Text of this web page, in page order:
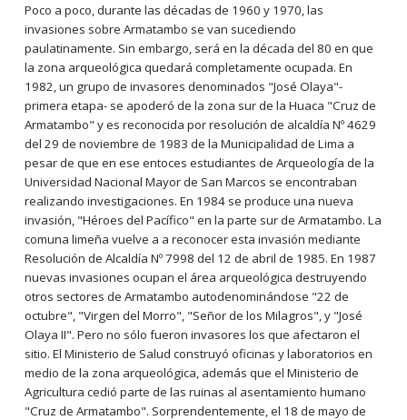
Poco a poco, durante las décadas de 1960 y 1970, las
invasiones sobre Armatambo se van sucediendo
paulatinamente. Sin embargo, será en la década del 80 en que
la zona arqueológica quedará completamente ocupada. En
1982, un grupo de invasores denominados "José Olaya"-
primera etapa- se apoderó de la zona sur de la Huaca "Cruz de
Armatambo" y es reconocida por resolución de alcaldía Nº 4629
del 29 de noviembre de 1983 de la Municipalidad de Lima a
pesar de que en ese entoces estudiantes de Arqueología de la
Universidad Nacional Mayor de San Marcos se encontraban
realizando investigaciones. En 1984 se produce una nueva
invasión, "Héroes del Pacífico" en la parte sur de Armatambo. La
comuna limeña vuelve a a reconocer esta invasión mediante
Resolución de Alcaldía Nº 7998 del 12 de abril de 1985. En 1987
nuevas invasiones ocupan el área arqueológica destruyendo
otros sectores de Armatambo autodenominándose "22 de
octubre", "Virgen del Morro", "Señor de los Milagros", y "José
Olaya II". Pero no sólo fueron invasores los que afectaron el
sitio. El Ministerio de Salud construyó oficinas y laboratorios en
medio de la zona arqueológica, además que el Ministerio de
Agricultura cedió parte de las ruinas al asentamiento humano
"Cruz de Armatambo". Sorprendentemente, el 18 de mayo de